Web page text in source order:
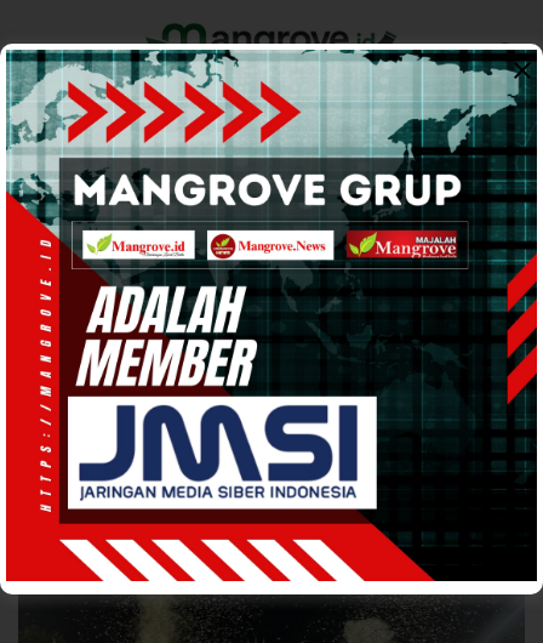
Home Pemerintahan Ekonomi & Bisnis Info Tanah Papua
Support by
BOLA & SPORTS· 22 Mar 202408:37WIB
Liga 1, PSBS Biak Bidik 2 Stadion
Sebagai Kandang